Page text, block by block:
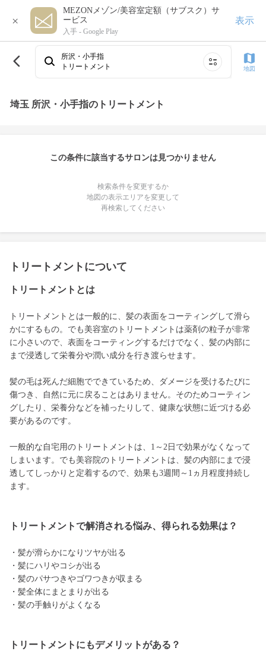
×
MEZONメゾン/美容室定額（サブスク）サ
ービス
入手 - Google Play
表示
所沢・小手指
トリートメント
地図
埼玉 所沢・小手指のトリートメント
この条件に該当するサロンは見つかりません
検索条件を変更するか
地図の表示エリアを変更して
再検索してください
トリートメントについて
トリートメントとは
トリートメントとは一般的に、髪の表面をコーティングして滑ら
かにするもの。でも美容室のトリートメントは薬剤の粒子が非常
に小さいので、表面をコーティングするだけでなく、髪の内部に
まで浸透して栄養分や潤い成分を行き渡らせます。
髪の毛は死んだ細胞でできているため、ダメージを受けるたびに
傷つき、自然に元に戻ることはありません。そのためコーティン
グしたり、栄養分などを補ったりして、健康な状態に近づける必
要があるのです。
一般的な自宅用のトリートメントは、1～2日で効果がなくなって
しまいます。でも美容院のトリートメントは、髪の内部にまで浸
透してしっかりと定着するので、効果も3週間～1ヵ月程度持続し
ます。
トリートメントで解消される悩み、得られる効果は？
・髪が滑らかになりツヤが出る
・髪にハリやコシが出る
・髪のパサつきやゴワつきが収まる
・髪全体にまとまりが出る
・髪の手触りがよくなる
トリートメントにもデメリットがある？